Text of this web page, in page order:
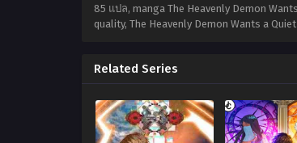
85 แปล, manga The Heavenly Demon
quality, The Heavenly Demon Wants a
Related Series